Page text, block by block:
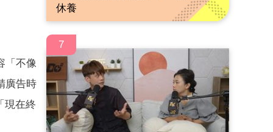
「不像
廣告時
現在終
休養
7